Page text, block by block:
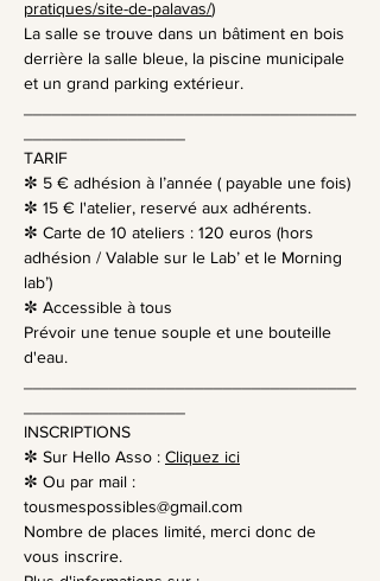
pratiques/site-de-palavas/)
La salle se trouve dans un bâtiment en bois
derrière la salle bleue, la piscine municipale
et un grand parking extérieur.
TARIF
✼ 5 € adhésion à l’année ( payable une fois)
✼ 15 € l'atelier, reservé aux adhérents.
✼ Carte de 10 ateliers : 120 euros (hors
adhésion / Valable sur le Lab’ et le Morning
lab’)
✼ Accessible à tous
Prévoir une tenue souple et une bouteille
d'eau.
INSCRIPTIONS
✼ Sur Hello Asso : Cliquez ici
✼ Ou par mail :
tousmespossibles@gmail.com
Nombre de places limité, merci donc de
vous inscrire.